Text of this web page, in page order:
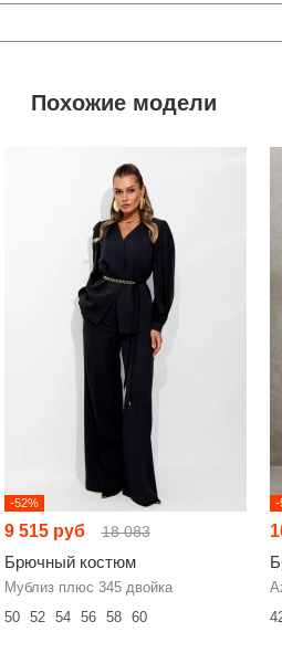
Похожие модели
-52%
9 515 руб 18 083
Брючный костюм
Мублиз плюс 345 двойка
50
52 54 56 58 60
-